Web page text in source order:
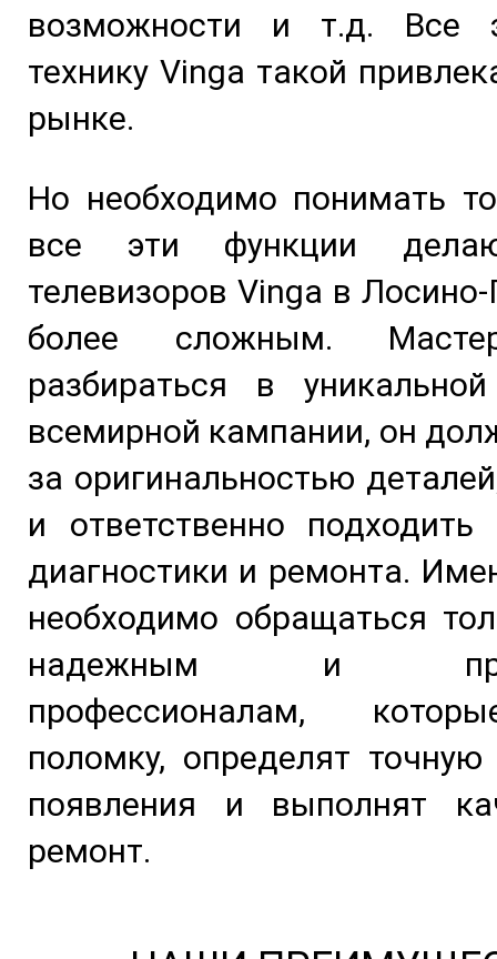
возможности и т.д. Все
технику Vinga такой
рынке.
Но необходимо понимать
все эти функции
телевизоров Vinga в
более сложным.
разбираться в
всемирной кампании, он
за оригинальностью
и ответственно подходить
диагностики и ремонта.
необходимо обращаться
надежным и
профессионалам,
поломку, определят
появления и выполнят
ремонт.